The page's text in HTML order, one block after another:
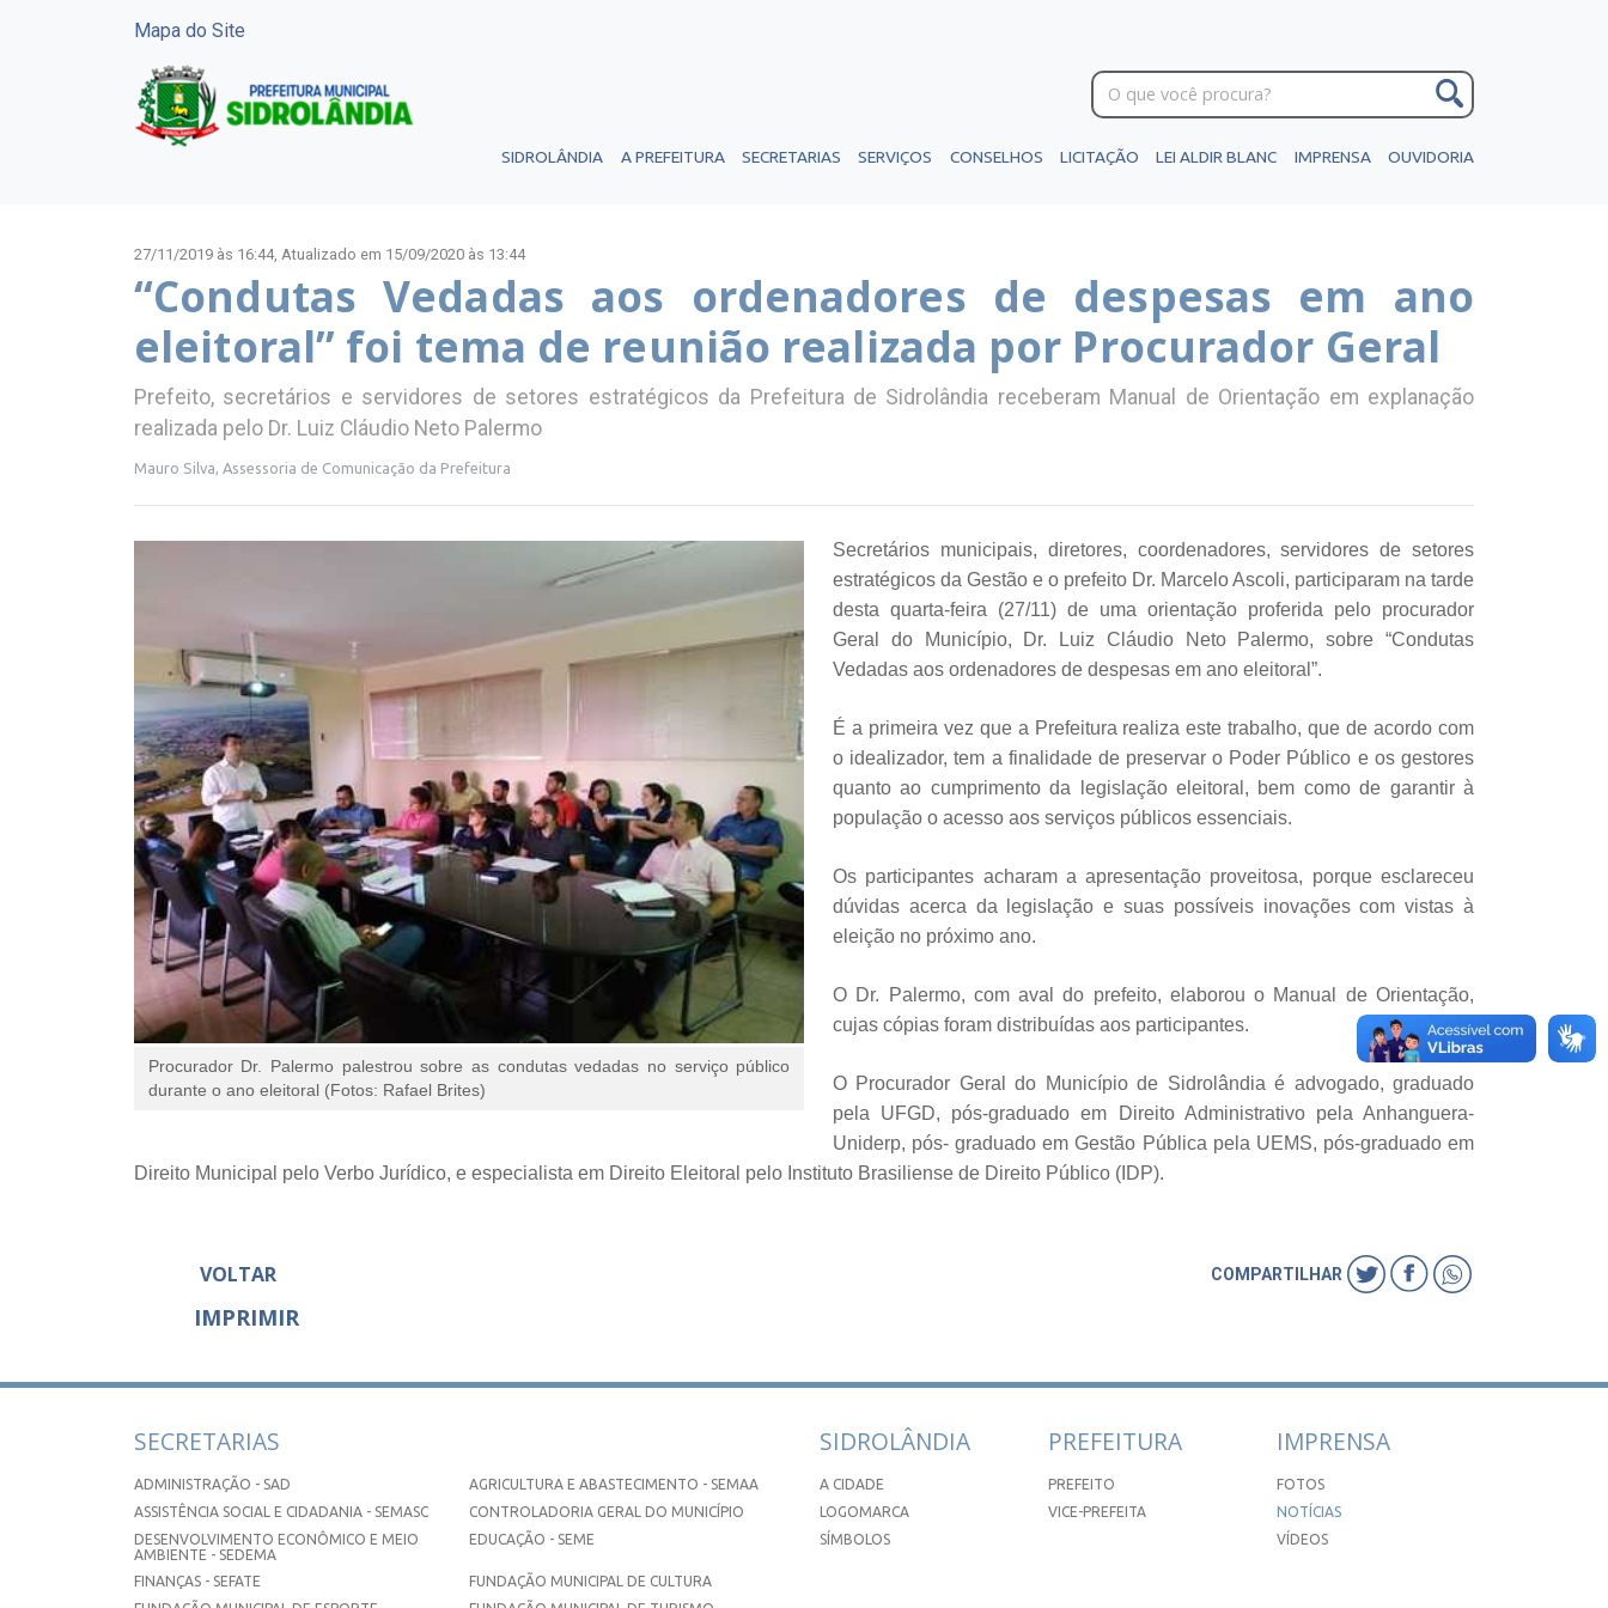
Mapa do Site
SIDROLÂNDIA A PREFEITURA SECRETARIAS SERVIÇOS CONSELHOS LICITAÇÃO LEI ALDIR BLANC IMPRENSA OUVIDORIA
27/11/2019 às 16:44, Atualizado em 15/09/2020 às 13:44
“Condutas Vedadas aos ordenadores de despesas em ano
eleitoral” foi tema de reunião realizada por Procurador Geral
Prefeito, secretários e servidores de setores estratégicos da Prefeitura de Sidrolândia receberam Manual de Orientação em explanação
realizada pelo Dr. Luiz Cláudio Neto Palermo
Mauro Silva, Assessoria de Comunicação da Prefeitura
Procurador Dr. Palermo palestrou sobre as condutas vedadas no serviço público
durante o ano eleitoral (Fotos: Rafael Brites)
Secretários municipais, diretores, coordenadores, servidores de setores
estratégicos da Gestão e o prefeito Dr. Marcelo Ascoli, participaram na tarde
desta quarta-feira (27/11) de uma orientação proferida pelo procurador
Geral do Município, Dr. Luiz Cláudio Neto Palermo, sobre “Condutas
Vedadas aos ordenadores de despesas em ano eleitoral”.
É a primeira vez que a Prefeitura realiza este trabalho, que de acordo com
o idealizador, tem a finalidade de preservar o Poder Público e os gestores
quanto ao cumprimento da legislação eleitoral, bem como de garantir à
população o acesso aos serviços públicos essenciais.
Os participantes acharam a apresentação proveitosa, porque esclareceu
dúvidas acerca da legislação e suas possíveis inovações com vistas à
eleição no próximo ano.
O Dr. Palermo, com aval do prefeito, elaborou o Manual de Orientação,
cujas cópias foram distribuídas aos participantes.
O Procurador Geral do Município de Sidrolândia é advogado, graduado
pela UFGD, pós-graduado em Direito Administrativo pela Anhanguera-
Uniderp, pós- graduado em Gestão Pública pela UEMS, pós-graduado em
Direito Municipal pelo Verbo Jurídico, e especialista em Direito Eleitoral pelo Instituto Brasiliense de Direito Público (IDP).
VOLTAR
IMPRIMIR
COMPARTILHAR
SECRETARIAS
ADMINISTRAÇÃO - SAD
AGRICULTURA E ABASTECIMENTO - SEMAA
ASSISTÊNCIA SOCIAL E CIDADANIA - SEMASC
CONTROLADORIA GERAL DO MUNICÍPIO
DESENVOLVIMENTO ECONÔMICO E MEIO
AMBIENTE - SEDEMA
EDUCAÇÃO - SEME
FINANÇAS - SEFATE
FUNDAÇÃO MUNICIPAL DE CULTURA
SIDROLÂNDIA
A CIDADE
LOGOMARCA
SÍMBOLOS
PREFEITURA
PREFEITO
VICE-PREFEITA
IMPRENSA
FOTOS
NOTÍCIAS
VÍDEOS